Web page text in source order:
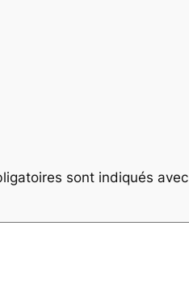
sont indiqués avec